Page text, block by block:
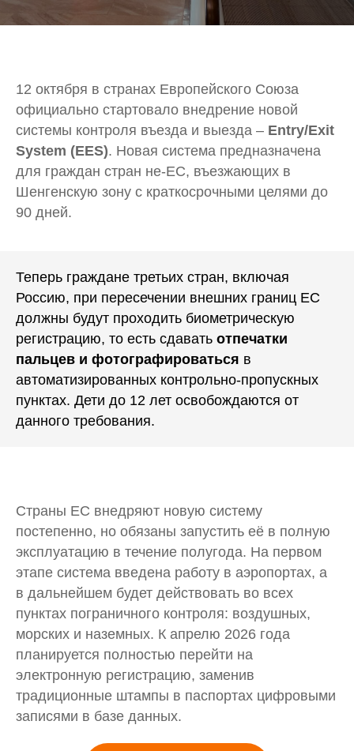
12 октября в странах Европейского Союза
официально стартовало внедрение новой
системы контроля въезда и выезда – Entry/Exit
System (EES). Новая система предназначена
для граждан стран не-ЕС, въезжающих в
Шенгенскую зону с краткосрочными целями до
90 дней.
Теперь граждане третьих стран, включая
Россию, при пересечении внешних границ ЕС
должны будут проходить биометрическую
регистрацию, то есть сдавать отпечатки
пальцев и фотографироваться в
автоматизированных контрольно-пропускных
пунктах. Дети до 12 лет освобождаются от
данного требования.
Страны ЕС внедряют новую систему
постепенно, но обязаны запустить её в полную
эксплуатацию в течение полугода. На первом
этапе система введена работу в аэропортах, а
в дальнейшем будет действовать во всех
пунктах пограничного контроля: воздушных,
морских и наземных. К апрелю 2026 года
планируется полностью перейти на
электронную регистрацию, заменив
традиционные штампы в паспортах цифровыми
записями в базе данных.